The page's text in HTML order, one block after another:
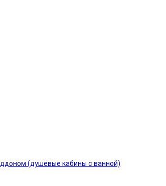
(душевые кабины с ванной)